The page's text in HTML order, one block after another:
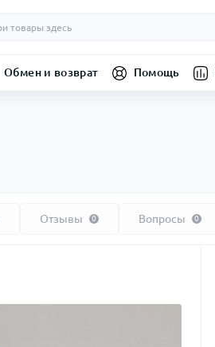
Обмен и возврат Помощь
Отзывы 0 Вопросы 0